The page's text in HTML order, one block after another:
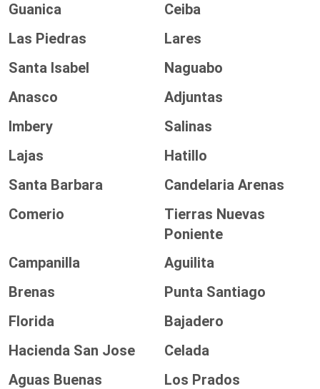
Guanica
Ceiba
Las Piedras
Lares
Santa Isabel
Naguabo
Anasco
Adjuntas
Imbery
Salinas
Lajas
Hatillo
Santa Barbara
Candelaria Arenas
Comerio
Tierras Nuevas
Poniente
Campanilla
Aguilita
Brenas
Punta Santiago
Florida
Bajadero
Hacienda San Jose
Celada
Aguas Buenas
Los Prados